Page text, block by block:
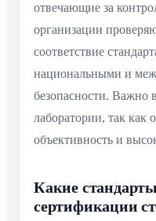
отвечающие за
организации
соответствие
национальными и
безопасности. Важно
лаборатории, так как
объективность и
Какие
сертификации